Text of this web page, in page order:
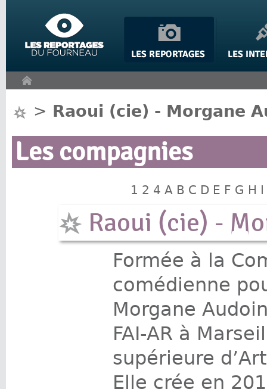
> Raoui (cie) - Morgane
Les compagnies
1 2 4 A B C D E F G H
Raoui (cie) -
Formée à la
comédienne
Morgane
FAI-AR à
supérieure
Elle crée en